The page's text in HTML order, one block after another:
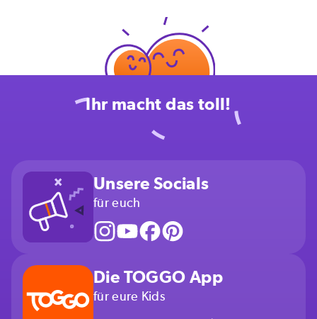
Ihr macht das toll!
Unsere Socials
für euch
Die TOGGO App
für eure Kids